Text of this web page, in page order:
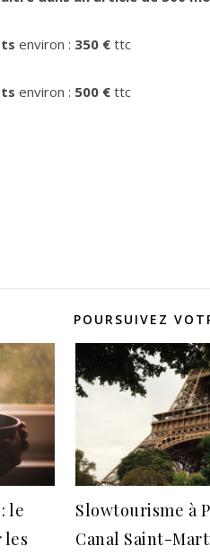
environ : 350 € ttc
environ : 500 € ttc
POURSUIVEZ
le
les
Slowtourisme à
Canal Saint-